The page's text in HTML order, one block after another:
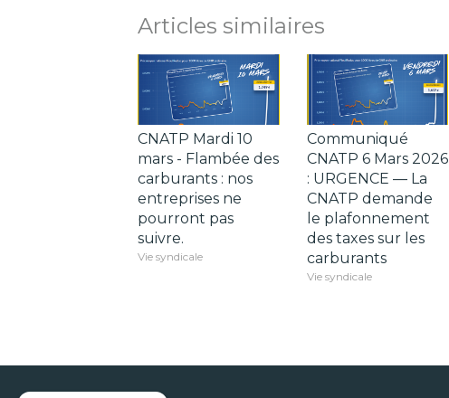
Articles similaires
CNATP Mardi 10
mars - Flambée des
carburants : nos
entreprises ne
pourront pas
suivre.
Vie syndicale
Communiqué
CNATP 6 Mars 2026
: URGENCE — La
CNATP demande
le plafonnement
des taxes sur les
carburants
Vie syndicale